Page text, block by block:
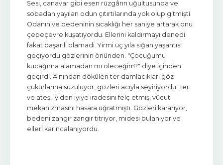
Sesi, canavar gibi esen rüzgârın uğultusunda ve
sobadan yayılan odun çıtırtılarında yok olup gitmişti.
Odanın ve bedeninin sıcaklığı her saniye artarak onu
çepeçevre kuşatıyordu. Ellerini kaldırmayı denedi
fakat başarılı olamadı. Yirmi üç yıla sığan yaşantısı
geçiyordu gözlerinin önünden. "Çocuğumu
kucağıma alamadan mı öleceğim?" diye içinden
geçirdi. Alnından dökülen ter damlacıkları göz
çukurlarına süzülüyor, gözleri acıyla seyiriyordu. Ter
ve ateş, iyiden iyiye iradesini felç etmiş, vücut
mekanizmasını hasara uğratmıştı. Gözleri kararıyor,
bedeni zangır zangır titriyor, midesi bulanıyor ve
elleri karıncalanıyordu.